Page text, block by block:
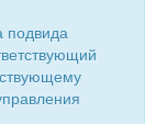
подвида